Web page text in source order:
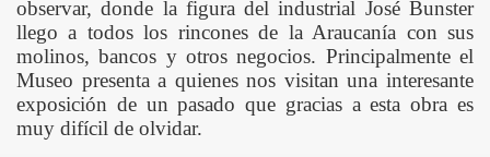
observar, donde la figura del industrial José Bunster
llego a todos los rincones de la Araucanía con sus
molinos, bancos y otros negocios. Principalmente el
Museo presenta a quienes nos visitan una interesante
exposición de un pasado que gracias a esta obra es
muy difícil de olvidar.